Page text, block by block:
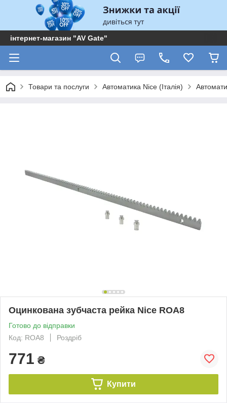
інтернет-магазин "AV Gate"
Товари та послуги Автоматика Nice (Італія)
Оцинкована зубчаста рейка Nice ROA8
Готово до відправки
Код: ROA8
Роздріб
771 ₴
Купити